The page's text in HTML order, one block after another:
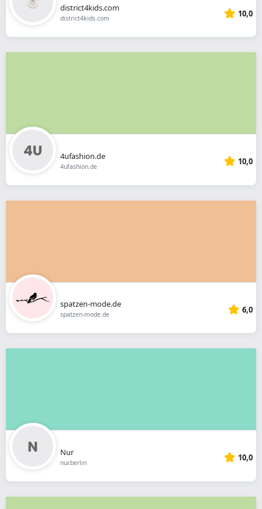
district4kids.com
district4kids.com 10,0
4ufashion.de
4ufashion.de 10,0
spatzen-mode.de
spatzen-mode.de 6,0
Nur
nur.berlin 10,0